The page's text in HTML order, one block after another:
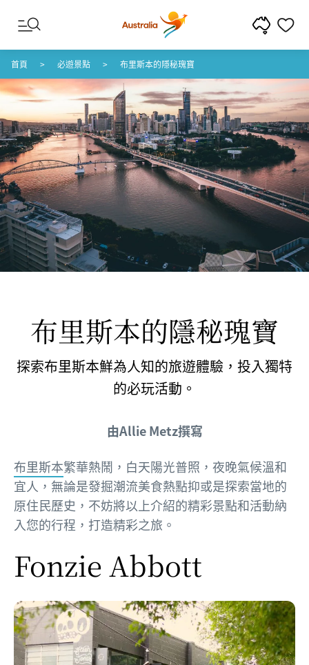
跳至內容
跳至頁尾導覽
首頁 必遊景點 布里斯本的隱秘瑰寶
布里斯本的隱秘瑰寶
探索布里斯本鮮為人知的旅遊體驗，投入獨特
的必玩活動。
由Allie Metz撰寫
布里斯本繁華熱鬧，白天陽光普照，夜晚氣候溫和
宜人，無論是發掘潮流美食熱點抑或是探索當地的
原住民歷史，不妨將以上介紹的精彩景點和活動納
入您的行程，打造精彩之旅。
Fonzie Abbott